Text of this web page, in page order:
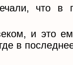
что в
и это
в